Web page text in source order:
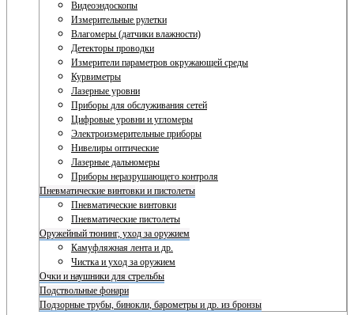
Видеоэндоскопы
Измерительные рулетки
Влагомеры (датчики влажности)
Детекторы проводки
Измерители параметров окружающей среды
Курвиметры
Лазерные уровни
Приборы для обслуживания сетей
Цифровые уровни и угломеры
Электроизмерительные приборы
Нивелиры оптические
Лазерные дальномеры
Приборы неразрушающего контроля
Пневматические винтовки и пистолеты
Пневматические винтовки
Пневматические пистолеты
Оружейный тюнинг, уход за оружием
Камуфляжная лента и др.
Чистка и уход за оружием
Очки и наушники для стрельбы
Подствольные фонари
Подзорные трубы, бинокли, барометры и др. из бронзы